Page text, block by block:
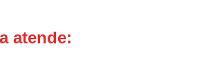
Conserto Adega
atende: